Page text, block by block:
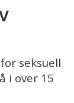
seksuell
i over 15